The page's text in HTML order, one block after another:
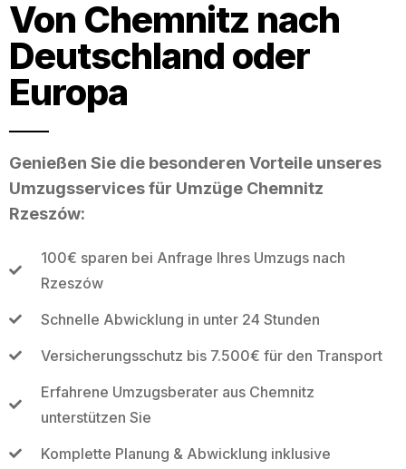
Von Chemnitz nach
Deutschland oder
Europa
Genießen Sie die besonderen Vorteile unseres
Umzugsservices für Umzüge Chemnitz
Rzeszów:
100€ sparen bei Anfrage Ihres Umzugs nach
Rzeszów
Schnelle Abwicklung in unter 24 Stunden
Versicherungsschutz bis 7.500€ für den Transport
Erfahrene Umzugsberater aus Chemnitz
unterstützen Sie
Komplette Planung & Abwicklung inklusive